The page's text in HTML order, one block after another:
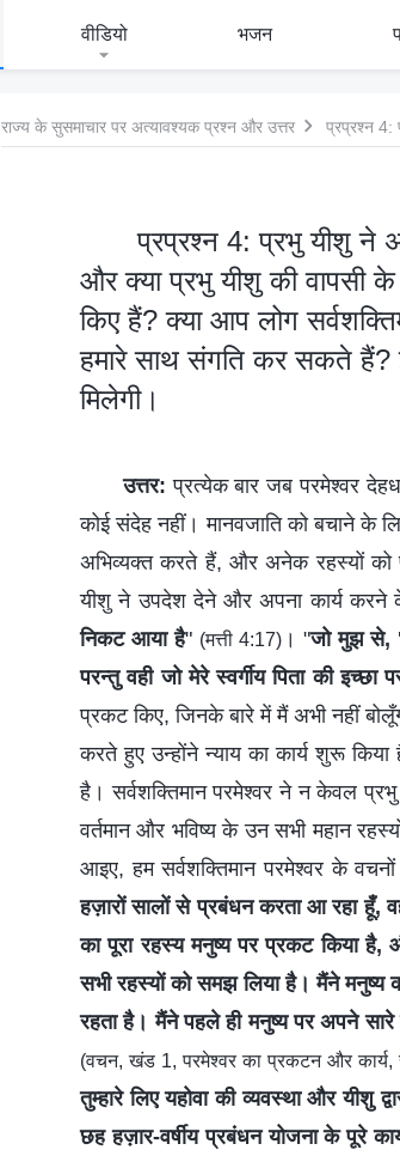
वीडियो भजन
राज्य के सुसमाचार पर अत्यावश्यक प्रश्न और उत्तर
प्रप्रश्न 4: प्रभु यीशु ने
और क्या प्रभु यीशु की वापसी
किए हैं? क्या आप लोग
हमारे साथ संगति कर सकते हैं?
मिलेगी।
उत्तर: प्रत्येक बार जब परमेश्वर
कोई संदेह नहीं। मानवजाति को बचाने के
अभिव्यक्त करते हैं, और अनेक रहस्यों को
यीशु ने उपदेश देने और अपना कार्य
निकट आया है" (मत्ती 4:17) । "जो मुझ से,
परन्तु वही जो मेरे स्वर्गीय पिता की इच्छा
प्रकट किए, जिनके बारे में मैं अभी नहीं
करते हुए उन्होंने न्याय का कार्य शुरू
है। सर्वशक्तिमान परमेश्वर ने न केवल प्रभु
वर्तमान और भविष्य के उन सभी महान
आइए, हम सर्वशक्तिमान परमेश्वर के
हज़ारों सालों से प्रबंधन करता आ रहा हूँ,
का पूरा रहस्य मनुष्य पर प्रकट किया है,
सभी रहस्यों को समझ लिया है। मैंने मनुष्य
रहता है। मैंने पहले ही मनुष्य पर अपने
(वचन, खंड 1, परमेश्वर का प्रकटन और कार्य,
तुम्हारे लिए यहोवा की व्यवस्था और यीशु
छह हज़ार-वर्षीय प्रबंधन योजना के पूरे